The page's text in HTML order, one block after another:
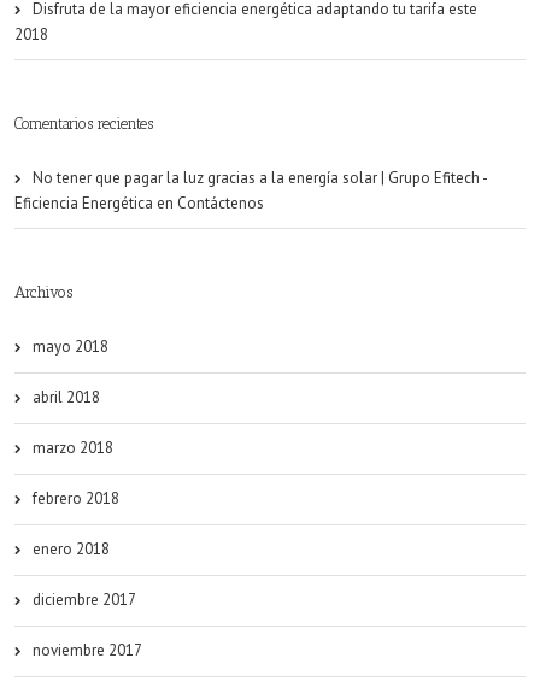
Disfruta de la mayor eficiencia energética adaptando tu tarifa este
2018
Comentarios recientes
No tener que pagar la luz gracias a la energía solar | Grupo Efitech -
Eficiencia Energética en Contáctenos
Archivos
mayo 2018
abril 2018
marzo 2018
febrero 2018
enero 2018
diciembre 2017
noviembre 2017